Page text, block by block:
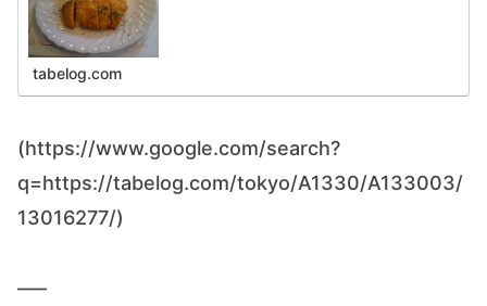
tabelog.com
(https://www.google.com/search?
q=https://tabelog.com/tokyo/A1330/A133003/
13016277/)
—–